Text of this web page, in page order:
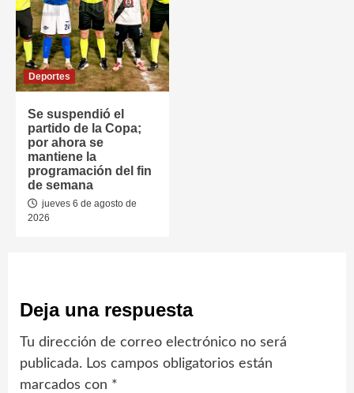
Deportes
Se suspendió el
partido de la Copa;
por ahora se
mantiene la
programación del fin
de semana
jueves 6 de agosto de
2026
Deja una respuesta
Tu dirección de correo electrónico no será
publicada. Los campos obligatorios están
marcados con *